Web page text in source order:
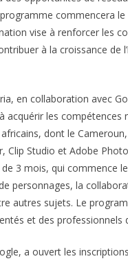
commencera
vise à renforcer les
à la croissance de
en collaboration avec
les compétences
dont le
Clip Studio et Adobe
3 mois, qui commence
personnages, la
autres sujets. Le
et des professionnels
a ouvert les